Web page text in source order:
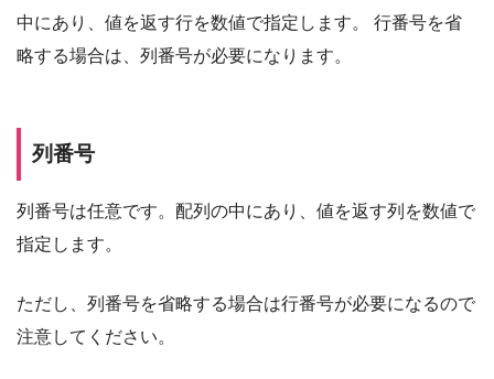
中にあり、値を返す行を数値で指定します。 行番号を省
略する場合は、列番号が必要になります。
列番号
列番号は任意です。配列の中にあり、値を返す列を数値で
指定します。
ただし、列番号を省略する場合は行番号が必要になるので
注意してください。